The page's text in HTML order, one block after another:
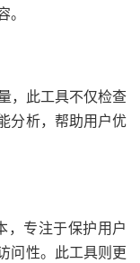
，此工具不仅检查
分析，帮助用户优
，专注于保护用户
问性。此工具则更